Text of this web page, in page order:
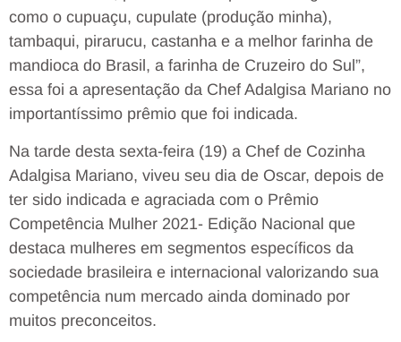
como o cupuaçu, cupulate (produção minha),
tambaqui, pirarucu, castanha e a melhor farinha de
mandioca do Brasil, a farinha de Cruzeiro do Sul”,
essa foi a apresentação da Chef Adalgisa Mariano no
importantíssimo prêmio que foi indicada.
Na tarde desta sexta-feira (19) a Chef de Cozinha
Adalgisa Mariano, viveu seu dia de Oscar, depois de
ter sido indicada e agraciada com o Prêmio
Competência Mulher 2021- Edição Nacional que
destaca mulheres em segmentos específicos da
sociedade brasileira e internacional valorizando sua
competência num mercado ainda dominado por
muitos preconceitos.